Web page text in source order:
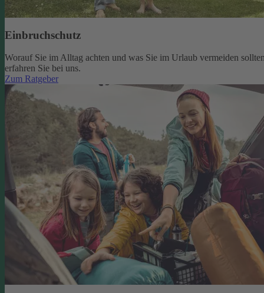
Einbruchschutz
Worauf Sie im Alltag achten und was Sie im Urlaub vermeiden
erfahren Sie bei uns.
Zum Ratgeber